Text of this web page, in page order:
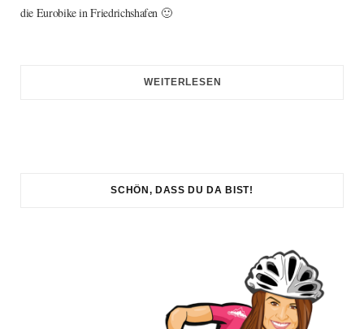
die Eurobike in Friedrichshafen 🙂
WEITERLESEN
SCHÖN, DASS DU DA BIST!